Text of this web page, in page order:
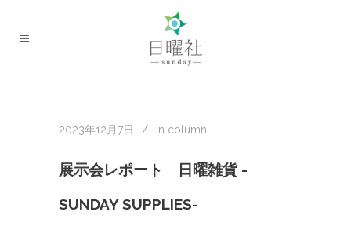
2023年12月7日 In column
展示会レポート 日曜雑貨 -
SUNDAY SUPPLIES-